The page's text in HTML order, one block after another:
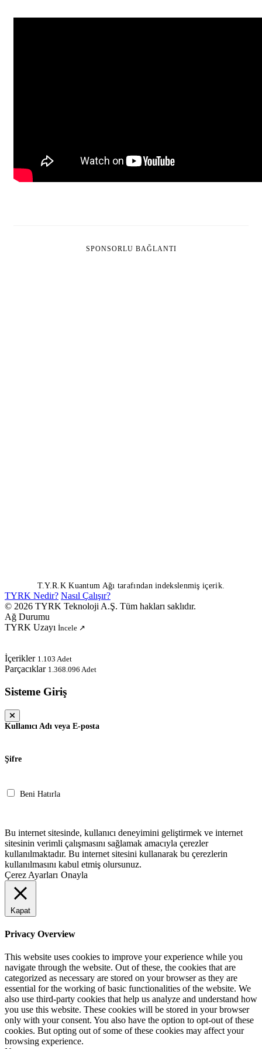
SPONSORLU BAĞLANTI
T.Y.R.K Kuantum Ağı tarafından indekslenmiş içerik.
TYRK Nedir? Nasıl Çalışır?
© 2026 TYRK Teknoloji A.Ş. Tüm hakları saklıdır.
Ağ Durumu
TYRK Uzayı İncele ↗
İçerikler 1.103 Adet
Parçacıklar 1.368.096 Adet
Sisteme Giriş
Kullanıcı Adı veya E-posta
Şifre
Beni Hatırla
Bu internet sitesinde, kullanıcı deneyimini geliştirmek ve internet
sitesinin verimli çalışmasını sağlamak amacıyla çerezler
kullanılmaktadır. Bu internet sitesini kullanarak bu çerezlerin
kullanılmasını kabul etmiş olursunuz.
Çerez Ayarları Onayla
Kapat
Privacy Overview
This website uses cookies to improve your experience while you
navigate through the website. Out of these, the cookies that are
categorized as necessary are stored on your browser as they are
essential for the working of basic functionalities of the website. We
also use third-party cookies that help us analyze and understand how
you use this website. These cookies will be stored in your browser
only with your consent. You also have the option to opt-out of these
cookies. But opting out of some of these cookies may affect your
browsing experience.